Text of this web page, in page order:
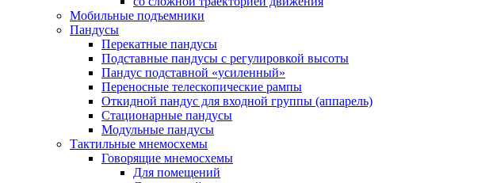
Мобильные подъемники
Пандусы
Перекатные пандусы
Подставные пандусы с регулировкой выcоты
Пандус подставной «усиленный»
Переносные телескопические рампы
Откидной пандус для входной группы (аппарель)
Стационарные пандусы
Модульные пандусы
Тактильные мнемосхемы
Говорящие мнемосхемы
Для помещений